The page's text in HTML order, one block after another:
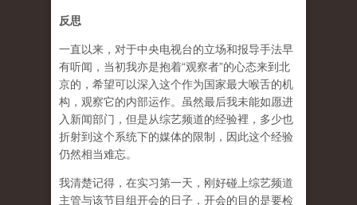
反思
一直以来，对于中央电视台的立场和报导手法早
有听闻，当初我亦是抱着“观察者”的心态来到北
京的，希望可以深入这个作为国家最大喉舌的机
构，观察它的内部运作。虽然最后我未能如愿进
入新闻部门，但是从综艺频道的经验裡，多少也
折射到这个系统下的媒体的限制，因此这个经验
仍然相当难忘。
我清楚记得，在实习第一天，刚好碰上综艺频道
主管与该节目组开会的日子，开会的目的是要检